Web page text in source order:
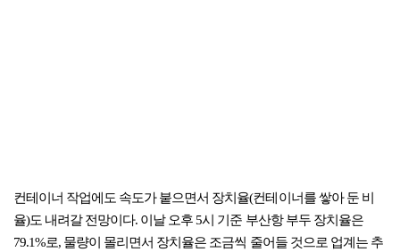
컨테이너 작업에도 속도가 붙으면서 장치율(컨테이너를 쌓아 둔 비
율)도 내려갈 전망이다. 이날 오후 5시 기준 부산항 부두 장치율은
79.1%로, 물량이 몰리면서 장치율은 조금씩 줄어들 것으로 업계는 추